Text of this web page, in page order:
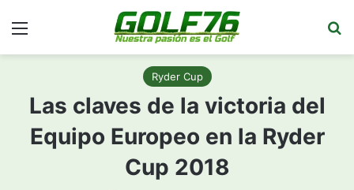
Menú
Ryder Cup
Las claves de la victoria del
Equipo Europeo en la Ryder
Cup 2018